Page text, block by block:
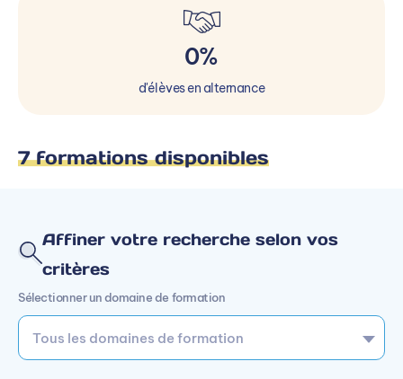
0%
d'élèves en alternance
7 formations disponibles
Affiner votre recherche selon vos
critères
Sélectionner un domaine de formation